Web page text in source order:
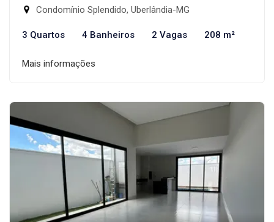
Condomínio Splendido, Uberlândia-MG
3 Quartos 4 Banheiros 2 Vagas 208 m²
Mais informações